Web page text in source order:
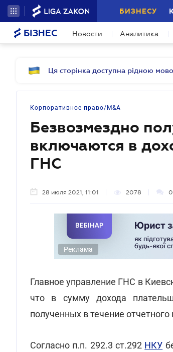
БИЗНЕСУ
БІЗНЕС Новости Аналитика
Ця сторінка доступна рідною
Корпоративное право/M&A
Безвозмездно
включаются в
ГНС
28 июля 2021, 11:01 2078 0
Реклама
Главное управление ГНС в
что в сумму дохода
полученных в течение
Согласно п.п. 292.3 ст.292 НКУ